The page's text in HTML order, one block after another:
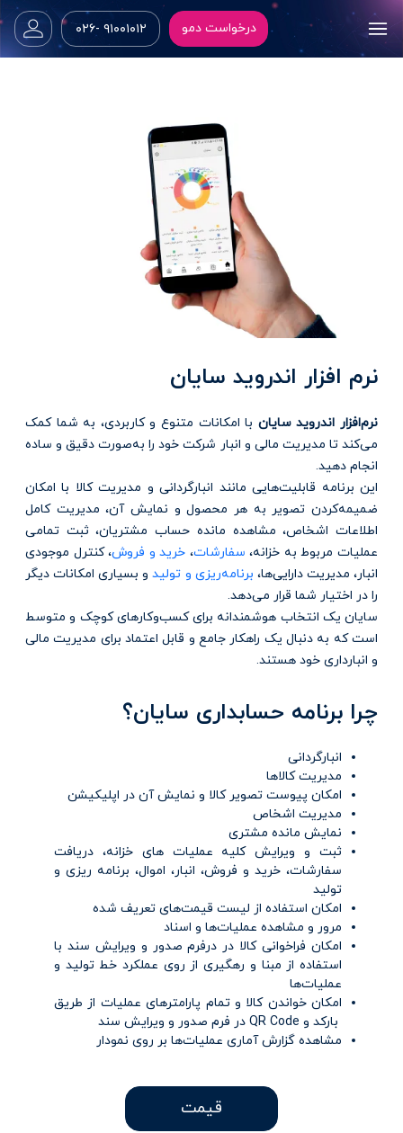
درخواست دمو ۹۱۰۰۱۰۱۲ -۰۲۶
نرم افزار اندروید سایان
نرم‌افزار اندروید سایان با امکانات متنوع و کاربردی، به شما کمک
می‌کند تا مدیریت مالی و انبار شرکت خود را به‌صورت دقیق و ساده
انجام دهید.
این برنامه قابلیت‌هایی مانند انبارگردانی و مدیریت کالا با امکان
ضمیمه‌کردن تصویر به هر محصول و نمایش آن، مدیریت کامل
اطلاعات اشخاص، مشاهده مانده حساب مشتریان، ثبت تمامی
عملیات مربوط به خزانه، سفارشات، خرید و فروش، کنترل موجودی
انبار، مدیریت دارایی‌ها، برنامه‌ریزی و تولیدو بسیاری امکانات دیگر
را در اختیار شما قرار می‌دهد.
سایان یک انتخاب هوشمندانه برای کسب‌وکارهای کوچک و متوسط
است که به دنبال یک راهکار جامع و قابل اعتماد برای مدیریت مالی
و انبارداری خود هستند.
چرا برنامه حسابداری سایان؟
انبارگردانی
مدیریت کالاها
امکان پیوست تصویر کالا و نمایش آن در اپلیکیشن
مدیریت اشخاص
نمایش مانده مشتری
ثبت و ویرایش کلیه عملیات های خزانه، دریافت
سفارشات، خرید و فروش، انبار، اموال، برنامه ریزی و
تولید
امکان استفاده از لیست قیمت‌های تعریف شده
مرور و مشاهده عملیات‌ها و اسناد
امکان فراخوانی کالا در درفرم صدور و ویرایش سند با
استفاده از مبنا و رهگیری از روی عملکرد خط تولید و
عملیات‌ها
امکان خواندن کالا و تمام پارامترهای عملیات از طریق
بارکد و QR Code در فرم صدور و ویرایش سند
مشاهده گزارش آماری عملیات‌ها بر روی نمودار
قیمت